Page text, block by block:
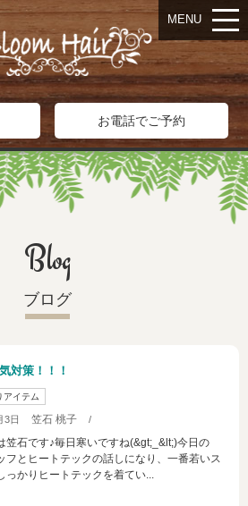
お電話でご予約
MENU
Blog
ブログ
対策！！！
アイテム
3日 笠石 桃子 /
笠石です♪毎日寒いですね(&gt;_&lt;)今日の
フとヒートテックの話しになり、一番若いス
っかりヒートテックを着てい...